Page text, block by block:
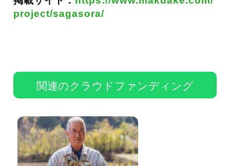
project/sagasora/
関連のクラウドファンディング